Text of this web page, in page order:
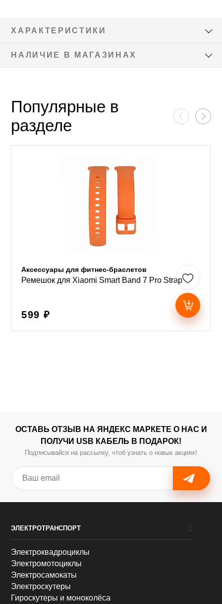
ХАРАКТЕРИСТИКИ
НАЛИЧИЕ В МАГАЗИНАХ
Популярные в
разделе
Аксессуары для фитнес-браслетов
Ремешок для Xiaomi Smart Band 7 Pro Strap
599 ₽
ОСТАВЬ ОТЗЫВ НА ЯНДЕКС МАРКЕТЕ О НАС И
ПОЛУЧИ USB КАБЕЛЬ В ПОДАРОК!
Подписывайся на рассылку, чтоб узнать о новых акциях!
ЭЛЕКТРОТРАНСПОРТ
Электроквадроциклы
Электромотоциклы
Электросамокаты
Электроскутеры
Гироскутеры и моноколёса